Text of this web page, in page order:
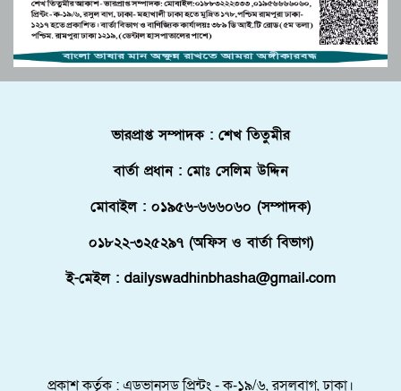
উচ্চশিক্ষা ও দক্ষতা উন্নয়ন বাংলাদেশ-মালয়েশিয়া
দ্বিপাক্ষিক সহযোগিতা জোরদারের অঙ্গীকার
পুলিশে কনস্টেবল পদে কোন জেলায় কতজন নিয়োগ।
বিতরণ করেন ১১ দলীয় ঐক্য।
ফ্লোরিডায় বাংলাদেশি তরুণ নিহত, মরদেহ দেশে
আনতে সরকারের সহযোগিতা চায় পরিবার
মালদ্বীপে বাংলাদেশের স্বাধীনতা ও জাতীয় দিবস
উদযাপন, কূটনীতিকদের সংবর্ধনা
শরণার্থী ও আশ্রয়প্রার্থী ব্যবস্থাপনায় মালয়েশিয়ার নতুন
ভারপ্রাপ্ত সম্পাদক : শেখ তিতুমীর
বার্তা প্রধান : মোঃ সেলিম উদ্দিন
মোবাইল : ০১৯৫৬-৬৬৬০৬০ (সম্পাদক)
০১৮২২-৩২৫২৯৭ (অফিস ও বার্তা বিভাগ)
ই-মেইল : dailyswadhinbhasha@gmail.com
প্রকাশ কর্তৃক : এডভানসড প্রিন্টং - ক-১৯/৬, রসুলবাগ, ঢাকা।